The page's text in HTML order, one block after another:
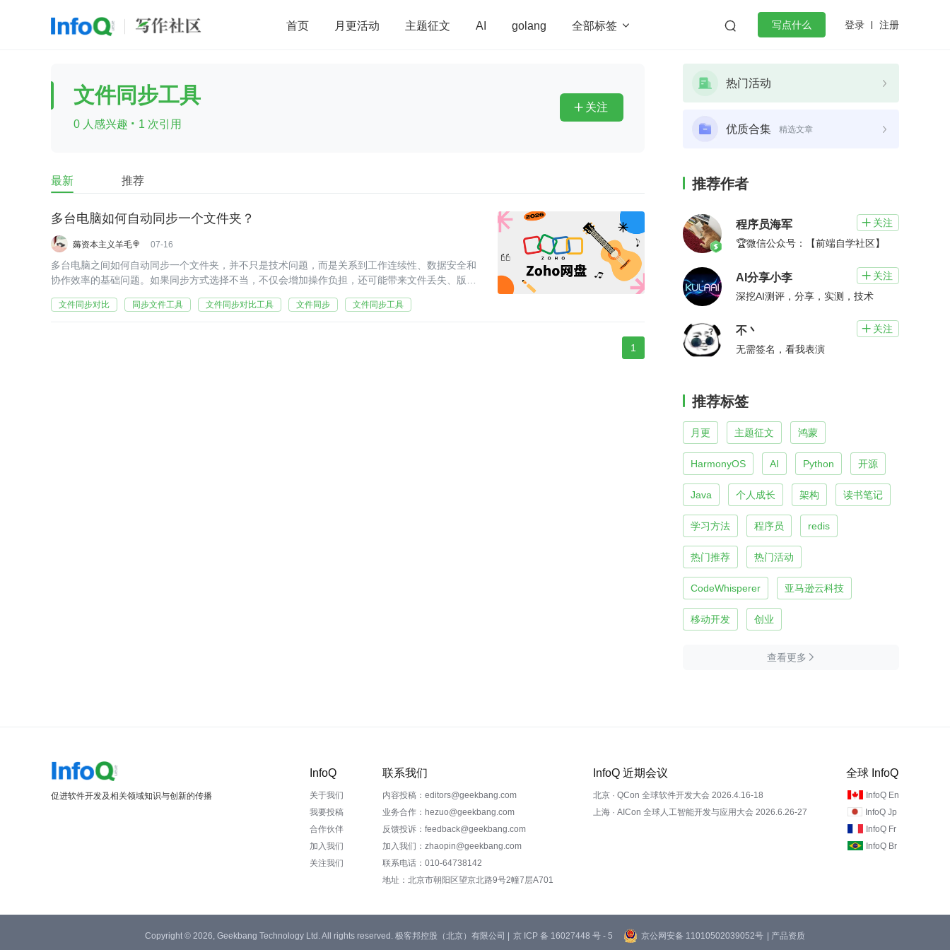
首页 月更活动 主题征文 AI golang 全部标签   写点什么 登录 注册
前端 AI 大数据 redis
查看更多
文件同步工具
0 人感兴趣 · 1 次引用
 关注
最新 推荐
多台电脑如何自动同步一个文件夹？
薅资本主义羊毛🍭 07-16
多台电脑之间如何自动同步一个文件夹，并不只是技术问题，而是关系到工作连续性、数据安全和
协作效率的基础问题。如果同步方式选择不当，不仅会增加操作负担，还可能带来文件丢失、版本
文件同步对比 同步文件工具 文件同步对比工具 文件同步 文件同步工具
1
热门活动
优质合集 精选文章
推荐作者
程序员海军  关注
🏆微信公众号：【前端自学社区】
AI分享小李  关注
深挖AI测评，分享，实测，技术
不丶  关注
无需签名，看我表演
推荐标签
月更 主题征文 鸿蒙
HarmonyOS AI Python 开源
Java 个人成长 架构 读书笔记
学习方法 程序员 redis
热门推荐 热门活动
CodeWhisperer 亚马逊云科技
移动开发 创业
查看更多 
促进软件开发及相关领域知识与创新的传播
InfoQ
关于我们
我要投稿
合作伙伴
加入我们
关注我们
联系我们
内容投稿：editors@geekbang.com
业务合作：hezuo@geekbang.com
反馈投诉：feedback@geekbang.com
加入我们：zhaopin@geekbang.com
联系电话：010-64738142
地址：北京市朝阳区望京北路9号2幢7层A701
InfoQ 近期会议
北京 · QCon 全球软件开发大会 2026.4.16-18
上海 · AICon 全球人工智能开发与应用大会 2026.6.26-27
全球 InfoQ
InfoQ En
InfoQ Jp
InfoQ Fr
InfoQ Br
Copyright © 2026, Geekbang Technology Ltd. All rights reserved. 极客邦控股（北京）有限公司 | 京 ICP 备 16027448 号 - 5 京公网安备 11010502039052号 | 产品资质